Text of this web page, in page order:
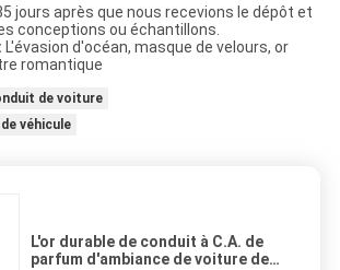
jours après que nous recevions le dépôt et
conceptions ou échantillons.
L'évasion d'océan, masque de velours, or
romantique
de voiture
véhicule
L'or durable de conduit à C.A. de
parfum d'ambiance de voiture de